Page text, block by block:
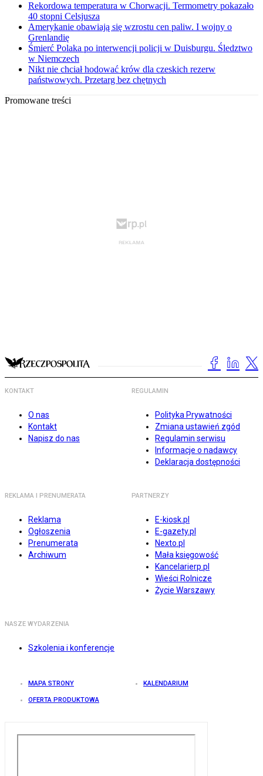
Rekordowa temperatura w Chorwacji. Termometry pokazało
40 stopni Celsjusza
Amerykanie obawiają się wzrostu cen paliw. I wojny o
Grenlandię
Śmierć Polaka po interwencji policji w Duisburgu. Śledztwo
w Niemczech
Nikt nie chciał hodować krów dla czeskich rezerw
państwowych. Przetarg bez chętnych
Promowane treści
KONTAKT
O nas
Kontakt
Napisz do nas
REGULAMIN
Polityka Prywatności
Zmiana ustawień zgód
Regulamin serwisu
Informacje o nadawcy
Deklaracja dostępności
REKLAMA I PRENUMERATA
Reklama
Ogłoszenia
Prenumerata
Archiwum
PARTNERZY
E-kiosk.pl
E-gazety.pl
Nexto.pl
Mała księgowość
Kancelarierp.pl
Wieści Rolnicze
Życie Warszawy
NASZE WYDARZENIA
Szkolenia i konferencje
MAPA STRONY KALENDARIUM
OFERTA PRODUKTOWA